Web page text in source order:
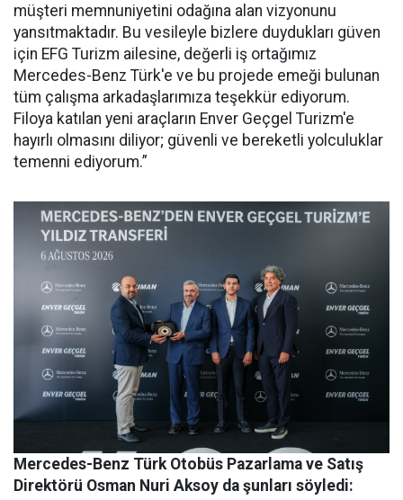
müşteri memnuniyetini odağına alan vizyonunu
yansıtmaktadır. Bu vesileyle bizlere duydukları güven
için EFG Turizm ailesine, değerli iş ortağımız
Mercedes-Benz Türk'e ve bu projede emeği bulunan
tüm çalışma arkadaşlarımıza teşekkür ediyorum.
Filoya katılan yeni araçların Enver Geçgel Turizm'e
hayırlı olmasını diliyor; güvenli ve bereketli yolculuklar
temenni ediyorum.”
Mercedes-Benz Türk Otobüs Pazarlama ve Satış
Direktörü Osman Nuri Aksoy da şunları söyledi: